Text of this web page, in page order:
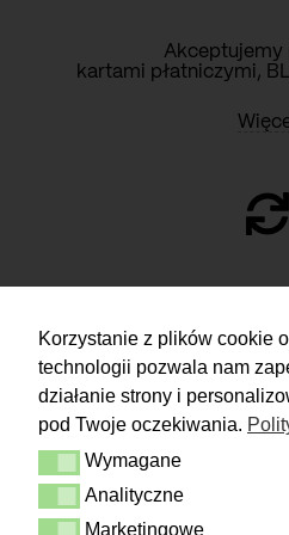
Korzystanie z plików cookie
technologii pozwala nam
działanie strony i
pod Twoje oczekiwania.
Wymagane
Wymagane
Analityczne
Analityczne
Marketingowe
Akceptujemy
kartami płatniczymi,
Masz 14 dni
decyzji i spokojne
Dostawa i zwrot
Kontakt
Regulamin
Polityka prywatności